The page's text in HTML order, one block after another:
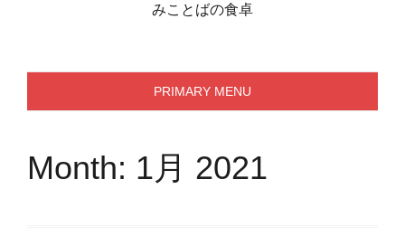
みことばの食卓
PRIMARY MENU
Month: 1月 2021